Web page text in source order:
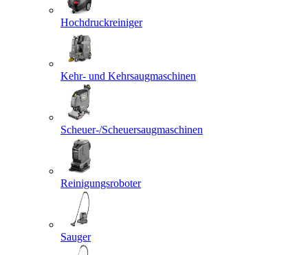
Hochdruckreiniger
Kehr- und Kehrsaugmaschinen
Scheuer-/Scheuersaugmaschinen
Reinigungsroboter
Sauger